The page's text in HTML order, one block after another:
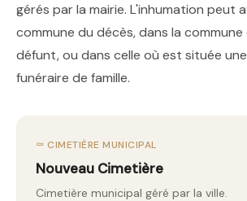
gérés par la mairie. L'inhumation peut
commune du décès, dans la
défunt, ou dans celle où est située
funéraire de famille.
⚰️ CIMETIÈRE MUNICIPAL
Nouveau Cimetière
Cimetière municipal géré par la ville.